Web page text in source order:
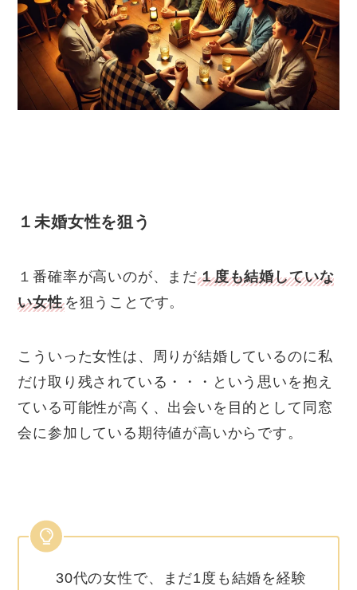
１未婚女性を狙う
１番確率が高いのが、まだ１度も結婚していな
い女性を狙うことです。
こういった女性は、周りが結婚しているのに私
だけ取り残されている・・・という思いを抱え
ている可能性が高く、出会いを目的として同窓
会に参加している期待値が高いからです。
30代の女性で、まだ1度も結婚を経験